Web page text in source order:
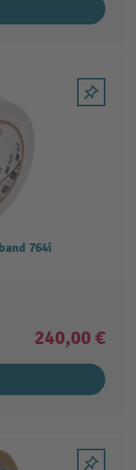
764i
240,00 €